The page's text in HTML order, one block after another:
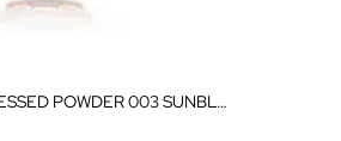
TRUE BRONZE PRESSED POWDER 003 SUNBLUSH